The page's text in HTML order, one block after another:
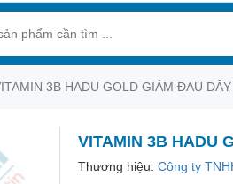
3B HADU GOLD GIẢM ĐAU
VITAMIN 3B HADU
Thương hiệu:Công ty